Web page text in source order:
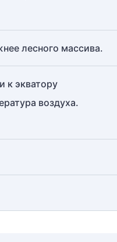
лесного массива.
к экватору
воздуха.